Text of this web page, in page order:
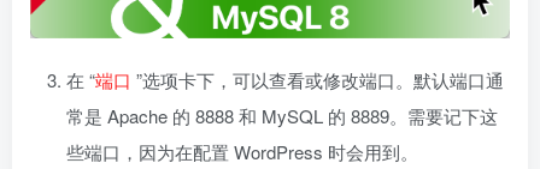
在 “端口 ”选项卡下，可以查看或修改端口。默认端口通
常是 Apache 的 8888 和 MySQL 的 8889。需要记下这
些端口，因为在配置 WordPress 时会用到。